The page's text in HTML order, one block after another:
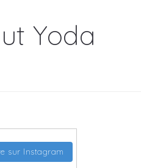
Yoda
sur Instagram